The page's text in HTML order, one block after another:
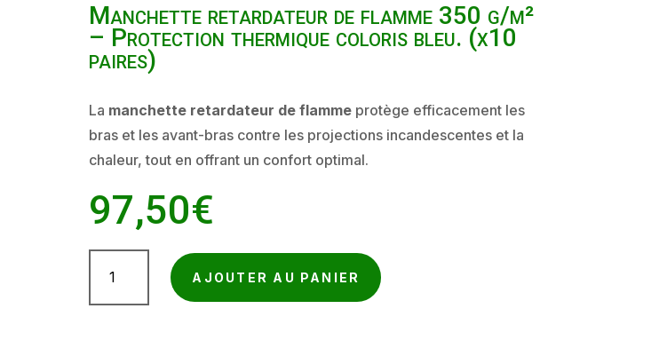
Manchette retardateur de flamme 350 g/m²
– Protection thermique coloris bleu. (x10
paires)
La manchette retardateur de flammeprotège efficacement les
bras et les avant-bras contre les projections incandescentes et la
chaleur, tout en offrant un confort optimal.
97,50€
Manchette
AJOUTER AU PANIER